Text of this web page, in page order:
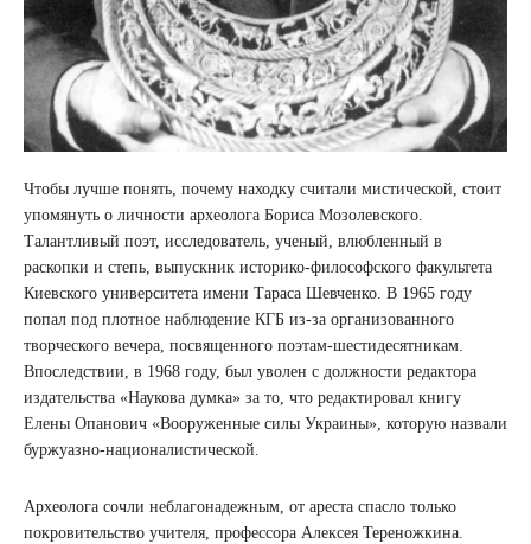
Чтобы лучше понять, почему находку считали мистической, стоит
упомянуть о личности археолога Бориса Мозолевского.
Талантливый поэт, исследователь, ученый, влюбленный в
раскопки и степь, выпускник историко-философского факультета
Киевского университета имени Тараса Шевченко. В 1965 году
попал под плотное наблюдение КГБ из-за организованного
творческого вечера, посвященного поэтам-шестидесятникам.
Впоследствии, в 1968 году, был уволен с должности редактора
издательства «Наукова думка» за то, что редактировал книгу
Елены Опанович «Вооруженные силы Украины», которую назвали
буржуазно-националистической.
Археолога сочли неблагонадежным, от ареста спасло только
покровительство учителя, профессора Алексея Тереножкина.